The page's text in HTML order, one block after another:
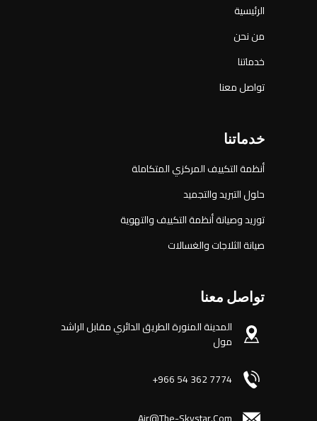
الرئيسية
من نحن
خدماتنا
تواصل معنا
خدماتنا
أنظمة التكييف المركزي المتكاملة
حلول التبريد والتجميد
توريد وصيانة أنظمة التكييف والتهوية
صيانة الثلاجات والغسالات
تواصل معنا
المدينة المنورة الطريق الدائري مقابل الراشد
مول
7774 362 54 966+